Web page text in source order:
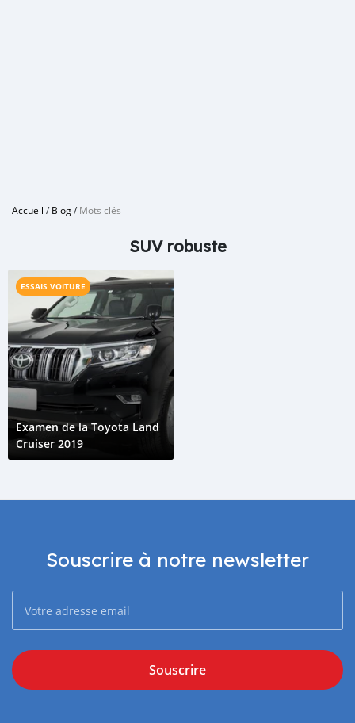
Accueil /Blog/Mots clés
SUV robuste
ESSAIS VOITURE
Examen de la Toyota Land
Cruiser 2019
Souscrire à notre newsletter
Souscrire